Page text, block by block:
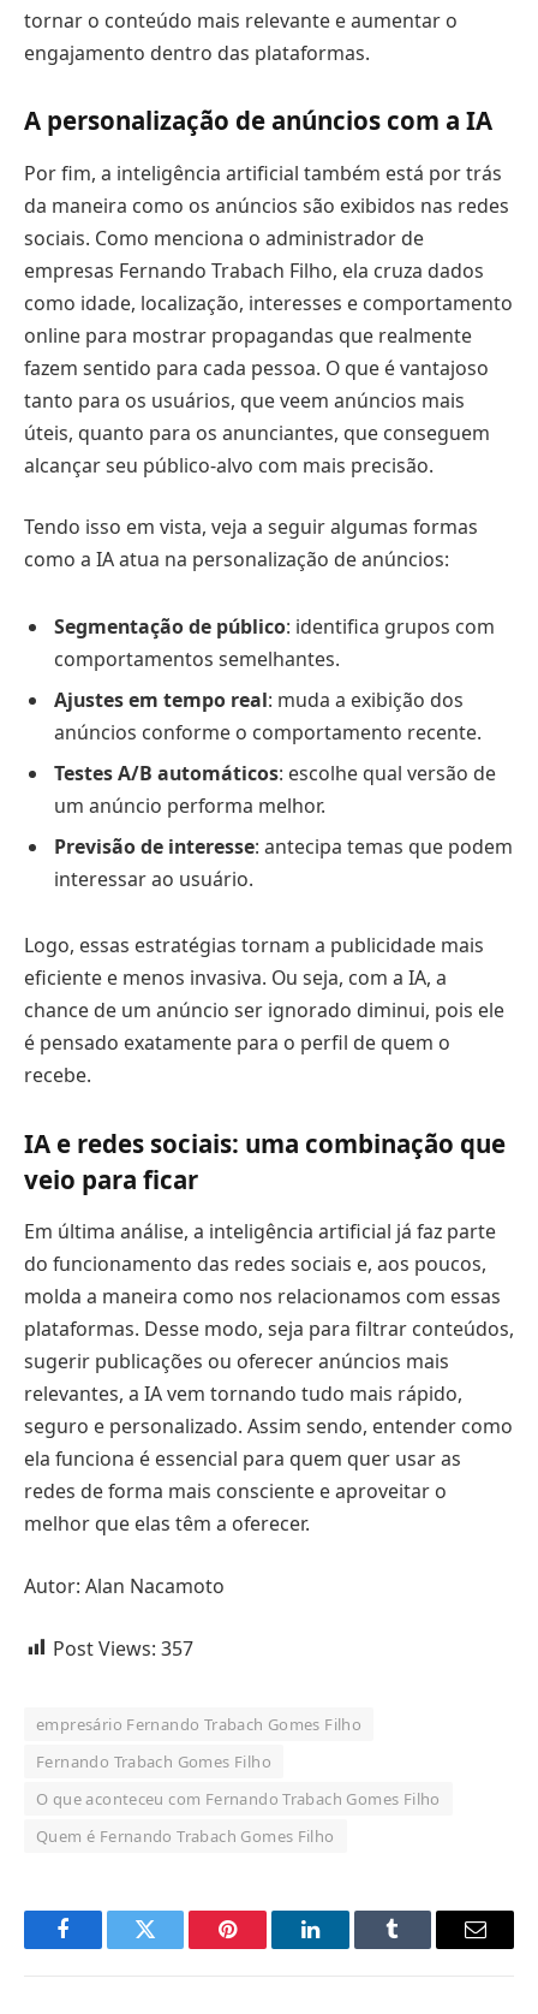
tornar o conteúdo mais relevante e aumentar o
engajamento dentro das plataformas.
A personalização de anúncios com a IA
Por fim, a inteligência artificial também está por trás
da maneira como os anúncios são exibidos nas redes
sociais. Como menciona o administrador de
empresas Fernando Trabach Filho, ela cruza dados
como idade, localização, interesses e comportamento
online para mostrar propagandas que realmente
fazem sentido para cada pessoa. O que é vantajoso
tanto para os usuários, que veem anúncios mais
úteis, quanto para os anunciantes, que conseguem
alcançar seu público-alvo com mais precisão.
Tendo isso em vista, veja a seguir algumas formas
como a IA atua na personalização de anúncios:
Segmentação de público: identifica grupos com
comportamentos semelhantes.
Ajustes em tempo real: muda a exibição dos
anúncios conforme o comportamento recente.
Testes A/B automáticos: escolhe qual versão de
um anúncio performa melhor.
Previsão de interesse: antecipa temas que podem
interessar ao usuário.
Logo, essas estratégias tornam a publicidade mais
eficiente e menos invasiva. Ou seja, com a IA, a
chance de um anúncio ser ignorado diminui, pois ele
é pensado exatamente para o perfil de quem o
recebe.
IA e redes sociais: uma combinação que
veio para ficar
Em última análise, a inteligência artificial já faz parte
do funcionamento das redes sociais e, aos poucos,
molda a maneira como nos relacionamos com essas
plataformas. Desse modo, seja para filtrar conteúdos,
sugerir publicações ou oferecer anúncios mais
relevantes, a IA vem tornando tudo mais rápido,
seguro e personalizado. Assim sendo, entender como
ela funciona é essencial para quem quer usar as
redes de forma mais consciente e aproveitar o
melhor que elas têm a oferecer.
Autor: Alan Nacamoto
Post Views: 357
empresário Fernando Trabach Gomes Filho
Fernando Trabach Gomes Filho
O que aconteceu com Fernando Trabach Gomes Filho
Quem é Fernando Trabach Gomes Filho
FacebookTwitter Pinterest LinkedInTumblr Email